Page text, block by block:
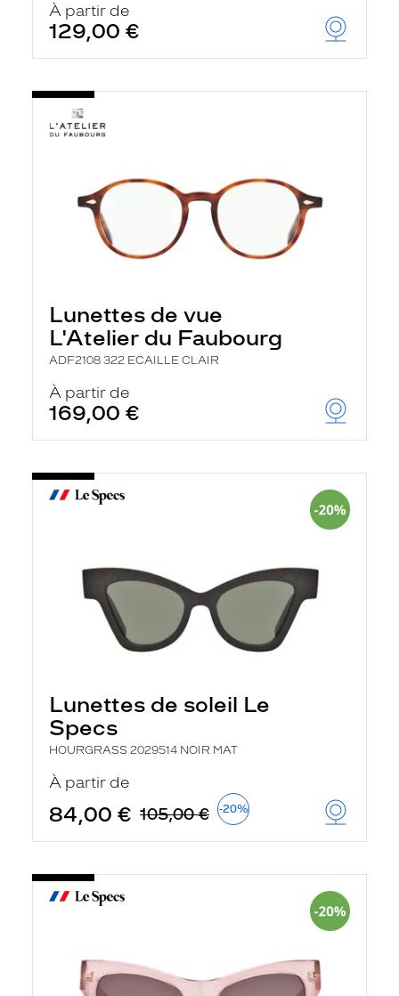
À partir de
129,00 €
Lunettes de vue
L'Atelier du Faubourg
ADF2108 322 ECAILLE CLAIR
À partir de
169,00 €
Lunettes de soleil Le
Specs
HOURGRASS 2029514 NOIR MAT
À partir de
84,00 € 105,00 € -20%